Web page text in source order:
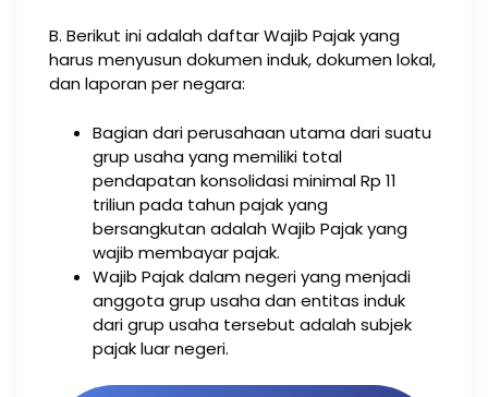
B. Berikut ini adalah daftar Wajib Pajak yang
harus menyusun dokumen induk, dokumen lokal,
dan laporan per negara:
Bagian dari perusahaan utama dari suatu
grup usaha yang memiliki total
pendapatan konsolidasi minimal Rp 11
triliun pada tahun pajak yang
bersangkutan adalah Wajib Pajak yang
wajib membayar pajak.
Wajib Pajak dalam negeri yang menjadi
anggota grup usaha dan entitas induk
dari grup usaha tersebut adalah subjek
pajak luar negeri.